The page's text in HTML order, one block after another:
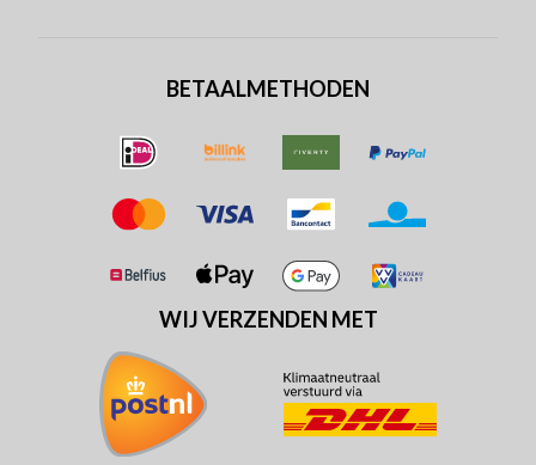
BETAALMETHODEN
WIJ VERZENDEN MET